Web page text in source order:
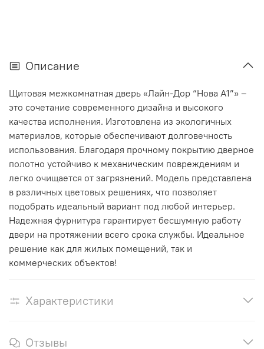
Описание
Щитовая межкомнатная дверь «Лайн-Дор “Нова А1”» –
это сочетание современного дизайна и высокого
качества исполнения. Изготовлена из экологичных
материалов, которые обеспечивают долговечность
использования. Благодаря прочному покрытию дверное
полотно устойчиво к механическим повреждениям и
легко очищается от загрязнений. Модель представлена
в различных цветовых решениях, что позволяет
подобрать идеальный вариант под любой интерьер.
Надежная фурнитура гарантирует бесшумную работу
двери на протяжении всего срока службы. Идеальное
решение как для жилых помещений, так и
коммерческих объектов!
Характеристики
Отзывы